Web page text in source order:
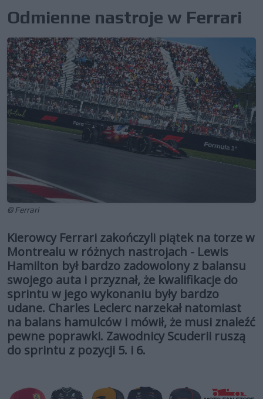
Odmienne nastroje w Ferrari
© Ferrari
Kierowcy Ferrari zakończyli piątek na torze w
Montrealu w różnych nastrojach - Lewis
Hamilton był bardzo zadowolony z balansu
swojego auta i przyznał, że kwalifikacje do
sprintu w jego wykonaniu były bardzo
udane. Charles Leclerc narzekał natomiast
na balans hamulców i mówił, że musi znaleźć
pewne poprawki. Zawodnicy Scuderii ruszą
do sprintu z pozycji 5. i 6.